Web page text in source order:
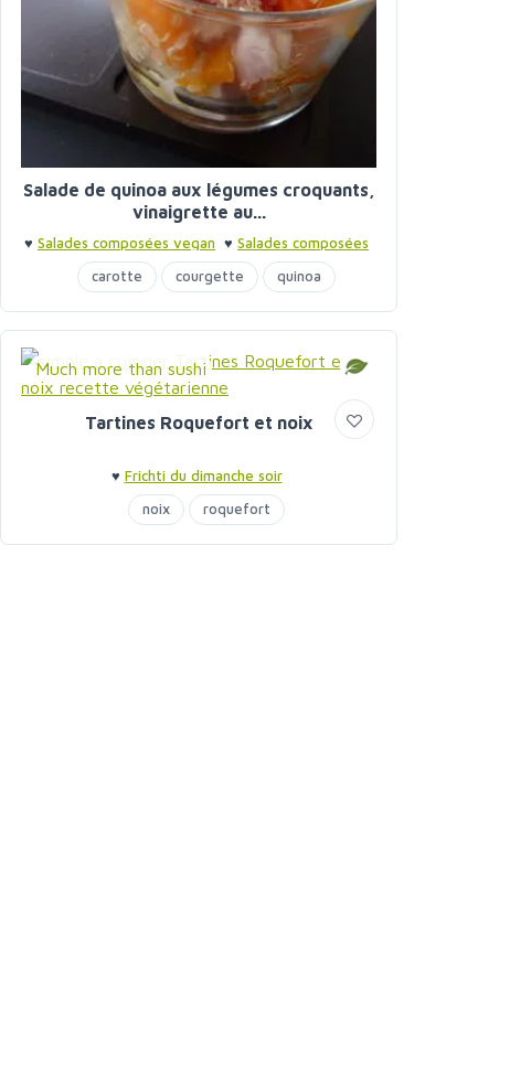
Salade de quinoa aux légumes croquants,
vinaigrette au...
♥ Salades composées vegan ♥ Salades composées
♥ Frichti du dimanche soir
carotte courgette quinoa
Much more than sushi
Tartines Roquefort et noix
♥ Frichti du dimanche soir
noix
roquefort